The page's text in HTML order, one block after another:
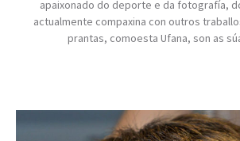
apaixonado do deporte e da fotografía,
actualmente compaxina con outros
prantas, comoesta Ufana, son as